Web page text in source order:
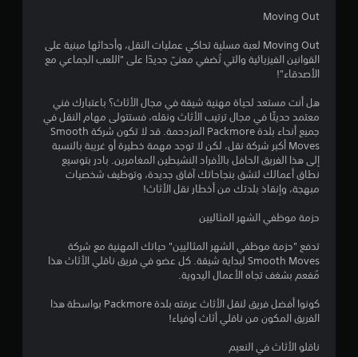
و
م
م
ن
5
و
م
Moving Out
Moving Out لعبة مسلية تحاكي عمليات النقل، وأحداثها مبنية على
القوانين الفيزيائية والتي تُضفي معنىً جديدًا على "اللعب الجماعي مع
الأصدقاء"!
هل أنت مستعد لحياة مهنية شيقة في مجال الأثاث؟ باعتبارك فني
معتمد حديثًا في مجال ترتيب الأثاث ونقله، فستتولى مهام النقل في
جميع أنحاء بلدة Packmore المزدحمة. قد لا تكون شركة Smooth
Moves أكبر شركة نقل، لكن لا توجد مهمة خطيرة أو غريبة بالنسبة
إلى هذا الفريق الحافل بالأفراد النشيطين المغامرين. بادر بتوسيع
نطاق أعمالك لتشق بنجاحاتك آفاق جديدة، وتوظيف شخصيات
مبهجة، وإنقاذ بلدتك من أخطار نقل الأثاث!
حزمة موظفي الشهر المثاليين
تدفع "حزمة موظفي الشهر المثاليين" حياتك المهنية مع شركة
Smooth Moves لبداية شيقة. كل عضو في فريق ناقلي الأثاث هذا
مُفعم بشغف تجاه الأعمال اليدوية.
كونوا أفضل فريق لنقل الأثاث عرفته بلدة Packmore بواسطة هذا
الفريق المكون من ناقلي أثاث أوفياء!
ناقلو الأثاث في النعيم